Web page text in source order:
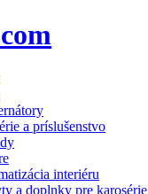
a príslušenstvo
interiéru
a doplnky pre karosérie